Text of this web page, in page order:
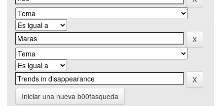
Iniciar una nueva b00fasqueda